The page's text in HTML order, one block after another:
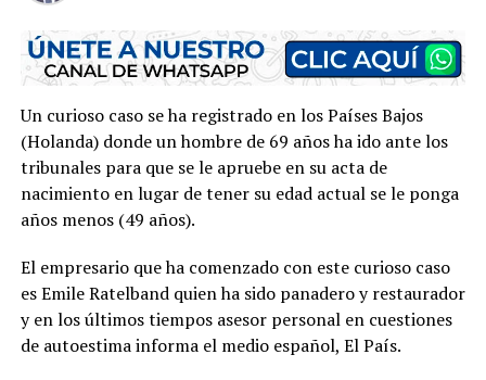
Un curioso caso se ha registrado en los Países Bajos
(Holanda) donde un hombre de 69 años ha ido ante los
tribunales para que se le apruebe en su acta de
nacimiento en lugar de tener su edad actual se le ponga
años menos (49 años).
El empresario que ha comenzado con este curioso caso
es Emile Ratelband quien ha sido panadero y restaurador
y en los últimos tiempos asesor personal en cuestiones
de autoestima informa el medio español, El País.